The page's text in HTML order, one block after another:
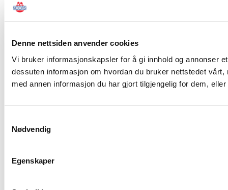
Denne nettsiden anvender cookies
Vi bruker informasjonskapsler for å gi innhold og annonser
dessuten informasjon om hvordan du bruker nettstedet
med annen informasjon du har gjort tilgjengelig for dem,
Nødvendig
Egenskaper